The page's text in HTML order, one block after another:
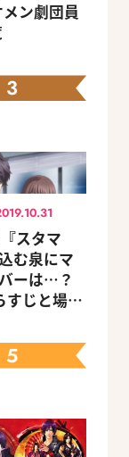
ン劇団員
3
スタマ
む泉にマ
ーは…？
すじと場面
5